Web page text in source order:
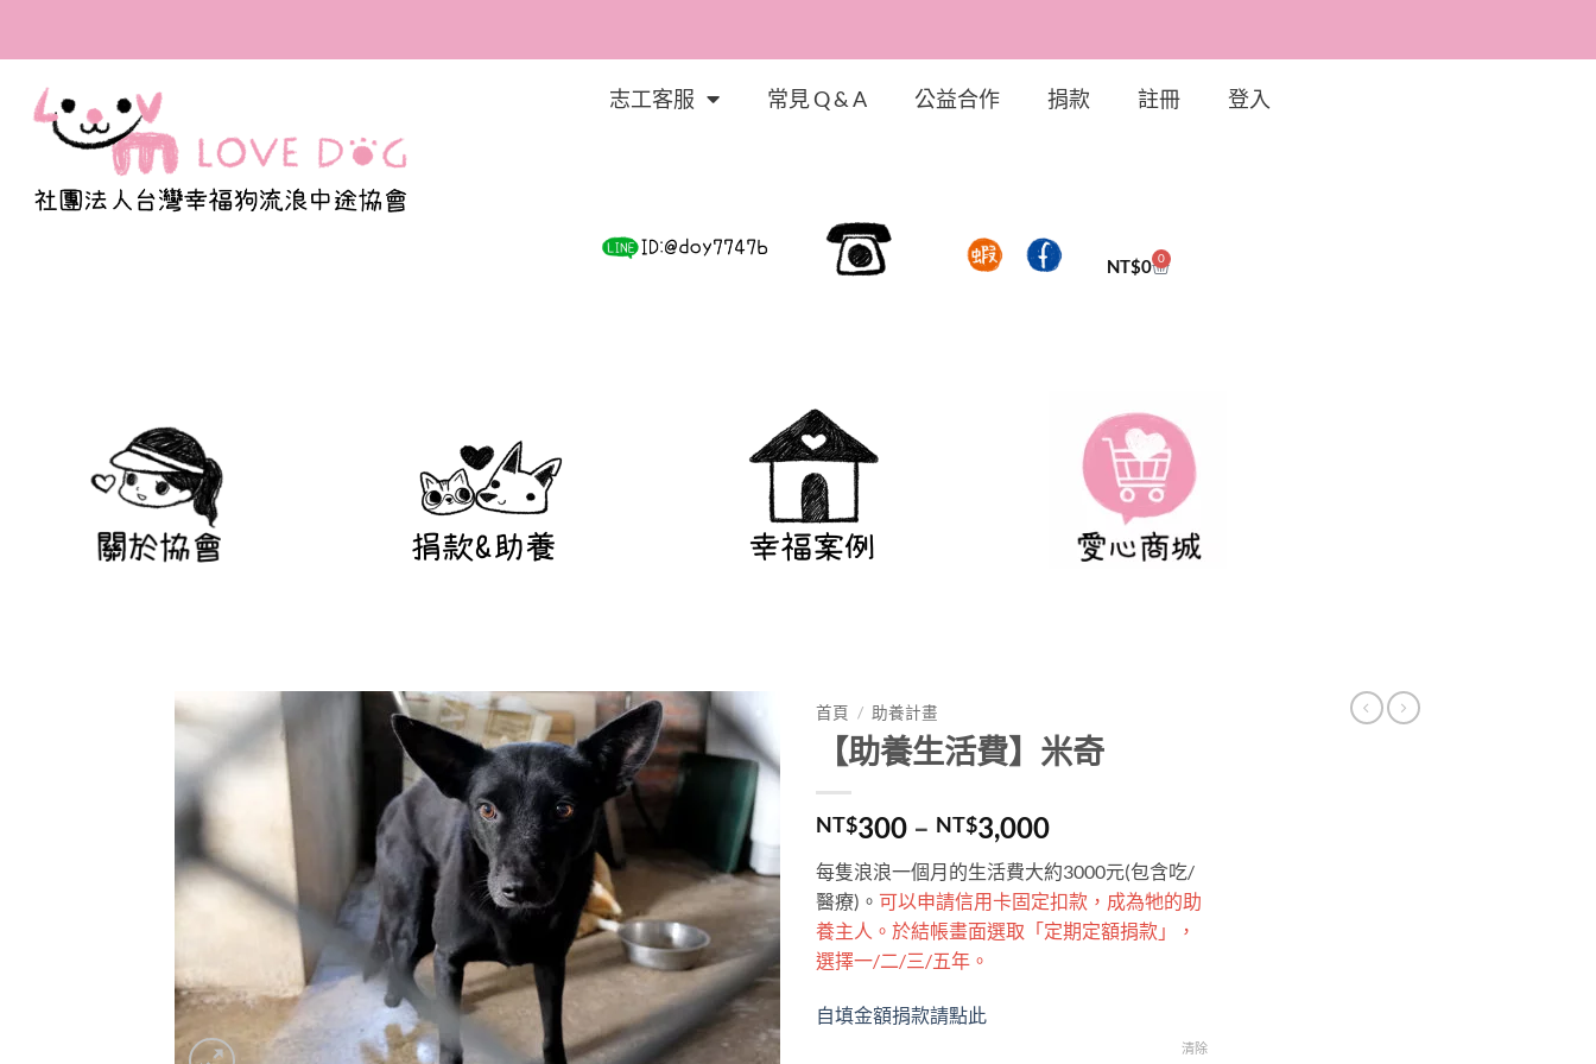
全台首間寫出百隻浪浪的故事，體會幸
福的溫度與我們的認真
志工客服 常見 Q & A 公益合作 捐款 註冊 登入
NT$0 0
Add to
wishlist
首頁 / 助養計畫
【助養生活費】米奇
NT$300 – NT$3,000
每隻浪浪一個月的生活費大約3000元(包含吃/
醫療)。 可以申請信用卡固定扣款，成為牠的助
養主人。於結帳畫面選取「定期定額捐款」，
選擇一/二/三/五年。
自填金額捐款請點此
清除